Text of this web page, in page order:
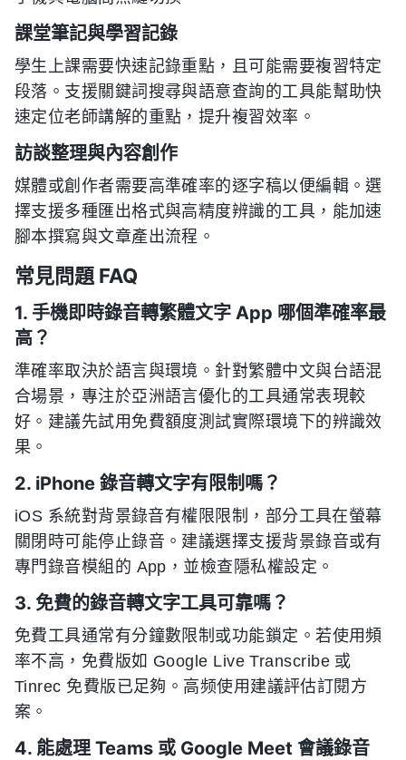
課堂筆記與學習記錄
學生上課需要快速記錄重點，且可能需要複習特定
段落。支援關鍵詞搜尋與語意查詢的工具能幫助快
速定位老師講解的重點，提升複習效率。
訪談整理與內容創作
媒體或創作者需要高準確率的逐字稿以便編輯。選
擇支援多種匯出格式與高精度辨識的工具，能加速
腳本撰寫與文章產出流程。
常見問題 FAQ
1. 手機即時錄音轉繁體文字 App 哪個準確率最
高？
準確率取決於語言與環境。針對繁體中文與台語混
合場景，專注於亞洲語言優化的工具通常表現較
好。建議先試用免費額度測試實際環境下的辨識效
果。
2. iPhone 錄音轉文字有限制嗎？
iOS 系統對背景錄音有權限限制，部分工具在螢幕
關閉時可能停止錄音。建議選擇支援背景錄音或有
專門錄音模組的 App，並檢查隱私權設定。
3. 免費的錄音轉文字工具可靠嗎？
免費工具通常有分鐘數限制或功能鎖定。若使用頻
率不高，免費版如 Google Live Transcribe 或
Tinrec 免費版已足夠。高频使用建議評估訂閱方
案。
4. 能處理 Teams 或 Google Meet 會議錄音